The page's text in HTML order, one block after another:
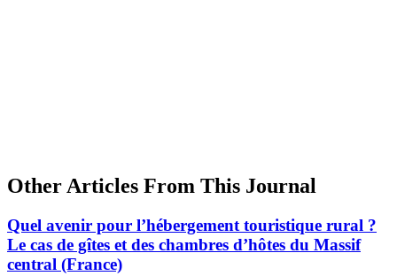
Other Articles From This Journal
Quel avenir pour l’hébergement touristique rural ?
Le cas de gîtes et des chambres d’hôtes du Massif
central (France)